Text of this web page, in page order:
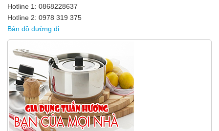
Hotline 1: 0868228637
Hotline 2: 0978 319 375
Bản đồ đường đi